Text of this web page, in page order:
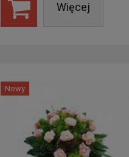
Więcej
Nowy